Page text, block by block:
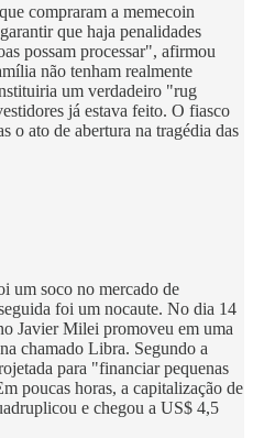
compraram a memecoin
que haja penalidades
possam processar", afirmou
não tenham realmente
um verdadeiro "rug
já estava feito. O fiasco
o ato de abertura na tragédia das
um soco no mercado de
foi um nocaute. No dia 14
Javier Milei promoveu em uma
chamado Libra. Segundo a
para "financiar pequenas
poucas horas, a capitalização de
e chegou a US$ 4,5